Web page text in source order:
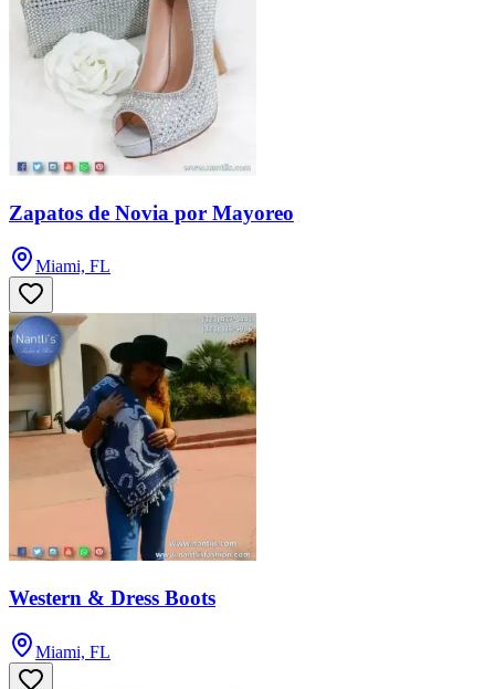
Zapatos de Novia por Mayoreo
Miami, FL
Western & Dress Boots
Miami, FL